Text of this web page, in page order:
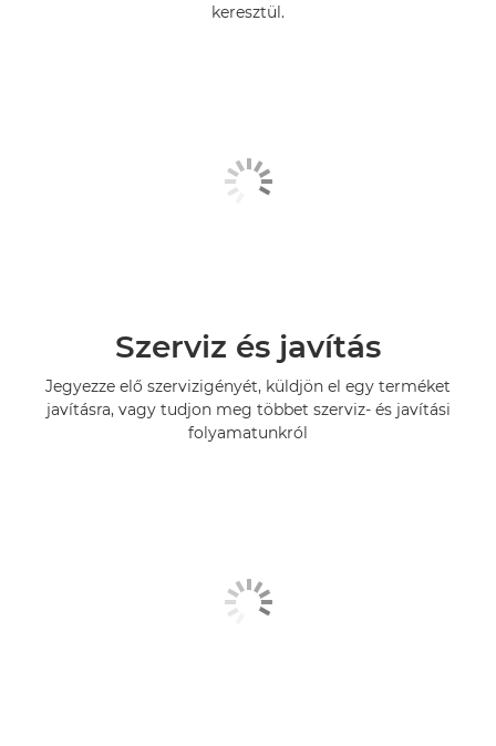
keresztül.
Szerviz és javítás
Jegyezze elő szervizigényét, küldjön el egy terméket
javításra, vagy tudjon meg többet szerviz- és javítási
folyamatunkról